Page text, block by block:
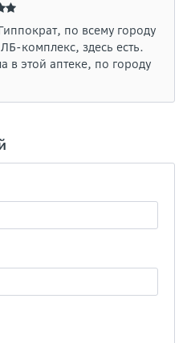
по всему городу
комплекс, здесь есть.
в этой аптеке, по городу